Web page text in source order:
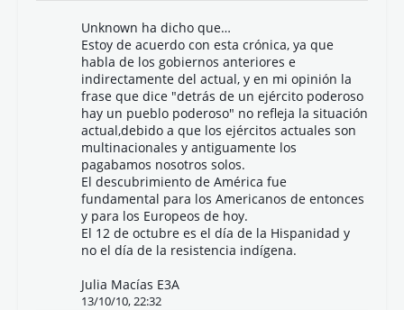
Unknown ha dicho que…
Estoy de acuerdo con esta crónica, ya que
habla de los gobiernos anteriores e
indirectamente del actual, y en mi opinión la
frase que dice "detrás de un ejército poderoso
hay un pueblo poderoso" no refleja la situación
actual,debido a que los ejércitos actuales son
multinacionales y antiguamente los
pagabamos nosotros solos.
El descubrimiento de América fue
fundamental para los Americanos de entonces
y para los Europeos de hoy.
El 12 de octubre es el día de la Hispanidad y
no el día de la resistencia indígena.
Julia Macías E3A
13/10/10, 22:32